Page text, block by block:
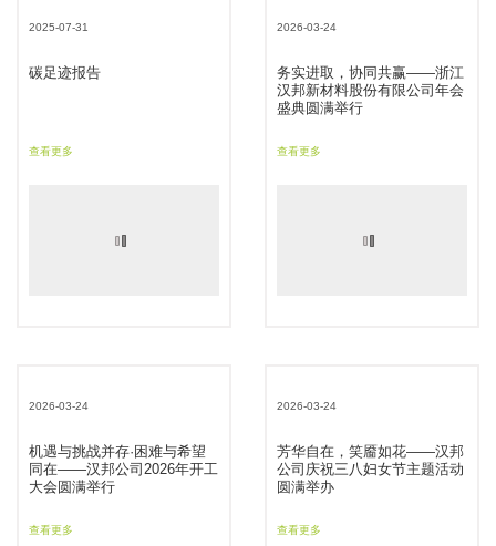
2025-07-31
碳足迹报告
查看更多
2026-03-24
务实进取，协同共赢——浙江
汉邦新材料股份有限公司年会
盛典圆满举行
查看更多
2026-03-24
机遇与挑战并存·困难与希望
同在——汉邦公司2026年开工
大会圆满举行
查看更多
2026-03-24
芳华自在，笑靥如花——汉邦
公司庆祝三八妇女节主题活动
圆满举办
查看更多